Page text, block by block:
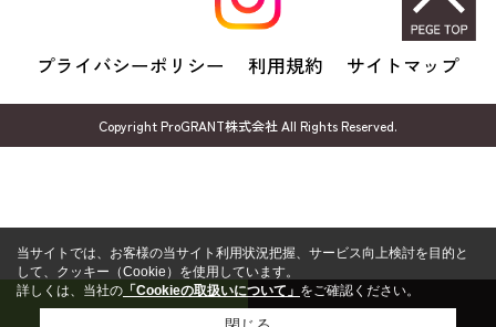
プライバシーポリシー 利用規約 サイトマップ
Copyright ProGRANT株式会社 All Rights Reserved.
当サイトでは、お客様の当サイト利用状況把握、サービス向上検討を目的と
して、クッキー（Cookie）を使用しています。
詳しくは、当社の 「Cookieの取扱いについて」 をご確認ください。